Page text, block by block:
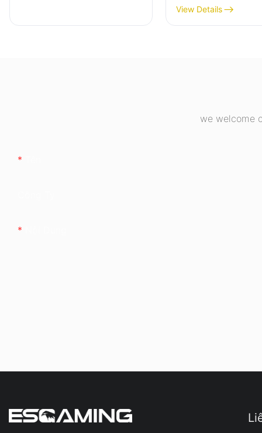
chất lượng cao,
suất 85%, dạng
View Details
we welcome